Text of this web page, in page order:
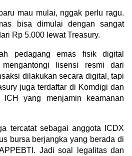
mau mulai, nggak perlu ragu.
bisa dimulai dengan sangat
Rp 5.000 lewat Treasury.
pedagang emas fisik digital
lisensi resmi dari
dilakukan secara digital, tapi
juga terdaftar di Komdigi dan
ICH yang menjamin keamanan
tercatat sebagai anggota ICDX
bursa berjangka yang berada di
Jadi soal legalitas dan